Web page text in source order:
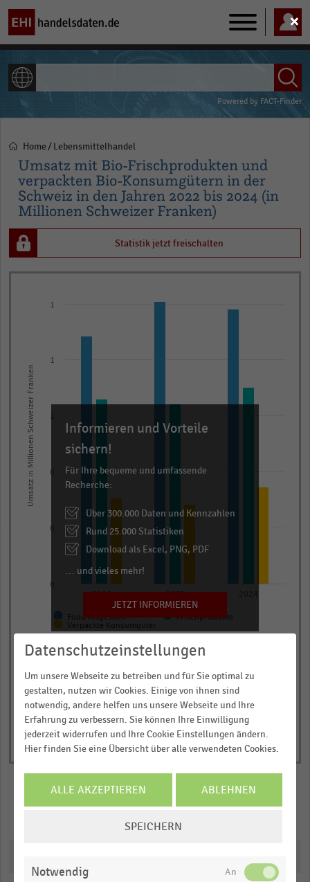
Main
navigation
Powered by FACT-Finder
Pfadnavigation
Home Lebensmittelhandel
Umsatz mit Bio-Frischprodukten und
verpackten Bio-Konsumgütern in der
Schweiz in den Jahren 2022 bis 2024 (in
Millionen Schweizer Franken)
Statistik jetzt freischalten
The
chart
has
axis
displaying
categories.
categories.
axis
displaying
Umsatz
in
Millionen
Schweizer
Range:
1.0582323927765236.
data
Umsatz in Millionen Schweizer Franken
Food insgesamt
Frischprodukte
Verpackte Konsumgüter
0
0
0
1
1
End
interactive
Informieren und Vorteile
sichern!
Für Ihre bequeme und umfassende
Recherche:
Über 300.000 Daten und Kennzahlen
Rund 25.000 Statistiken
Download als Excel, PNG, PDF
… und vieles mehr!
JETZT INFORMIEREN
Datenschutzeinstellungen
Um unsere Webseite zu betreiben und für Sie optimal zu
gestalten, nutzen wir Cookies. Einige von ihnen sind
notwendig, andere helfen uns unsere Webseite und Ihre
Erfahrung zu verbessern. Sie können Ihre Einwilligung
jederzeit widerrufen und Ihre Cookie Einstellungen ändern.
Hier finden Sie eine Übersicht über alle verwendeten Cookies.
ALLE AKZEPTIEREN ABLEHNEN
SPEICHERN
Notwendig